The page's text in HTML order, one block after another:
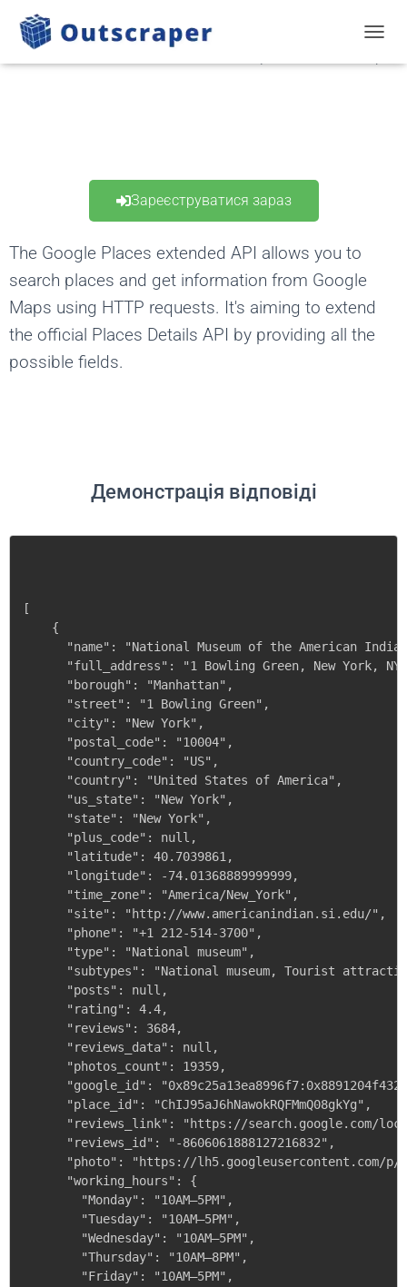
Google Places API (extended)
Зареєструватися зараз
The Google Places extended API allows you to
search places and get information from Google
Maps using HTTP requests. It's aiming to extend
the official Places Details API by providing all the
possible fields.
Демонстрація відповіді
[
    {
"name": "National Museum of the American
"full_address": "1 Bowling Green, New York, NY
      "borough": "Manhattan",
      "street": "1 Bowling Green",
      "city": "New York",
      "postal_code": "10004",
      "country_code": "US",
      "country": "United States of America",
      "us_state": "New York",
      "state": "New York",
      "plus_code": null,
      "latitude": 40.7039861,
      "longitude": -74.01368889999999,
      "time_zone": "America/New_York",
      "site": "http://www.americanindian.si.edu/",
      "phone": "+1 212-514-3700",
      "type": "National museum",
"subtypes": "National museum, Tourist
      "posts": null,
      "rating": 4.4,
      "reviews": 3684,
      "reviews_data": null,
      "photos_count": 19359,
"google_id":
      "place_id": "ChIJ95aJ6hNawokRQFMmQ08gkYg",
"reviews_link": "https://search.google.com/
      "reviews_id": "-8606061888127216832",
"photo": "https://lh5.googleusercontent.com/
      "working_hours": {
        "Monday": "10AM–5PM",
        "Tuesday": "10AM–5PM",
        "Wednesday": "10AM–5PM",
        "Thursday": "10AM–8PM",
        "Friday": "10AM–5PM",